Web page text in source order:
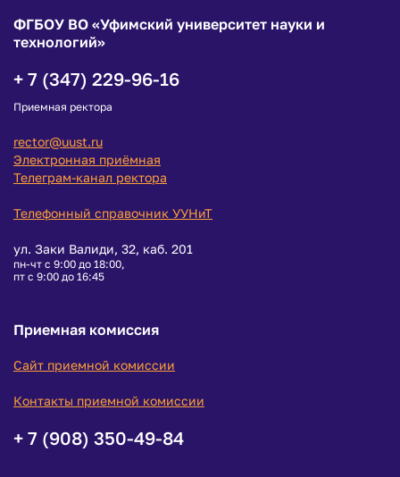
ФГБОУ ВО «Уфимский университет науки и
технологий»
+ 7 (347) 229-96-16
Приемная ректора
rector@uust.ru
Электронная приёмная
Телеграм-канал ректора
Телефонный справочник УУНиТ
ул. Заки Валиди, 32, каб. 201
пн-чт с 9:00 до 18:00,
пт с 9:00 до 16:45
Приемная комиссия
Сайт приемной комиссии
Контакты приемной комиссии
+ 7 (908) 350-49-84